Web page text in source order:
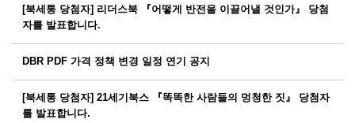
[북세통 당첨자] 리더스북 『어떻게 반전을 이끌어낼 것인가』 당첨
자를 발표합니다.
DBR PDF 가격 정책 변경 일정 연기 공지
[북세통 당첨자] 21세기북스 『똑똑한 사람들의 멍청한 짓』 당첨자
를 발표합니다.